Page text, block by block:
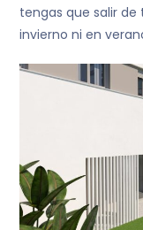
tengas que salir
invierno ni en